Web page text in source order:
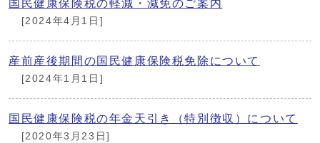
国民健康保険税の軽減・減免のご案内
[2024年4月1日]
産前産後期間の国民健康保険税免除について
[2024年1月1日]
国民健康保険税の年金天引き（特別徴収）について
[2020年3月23日]